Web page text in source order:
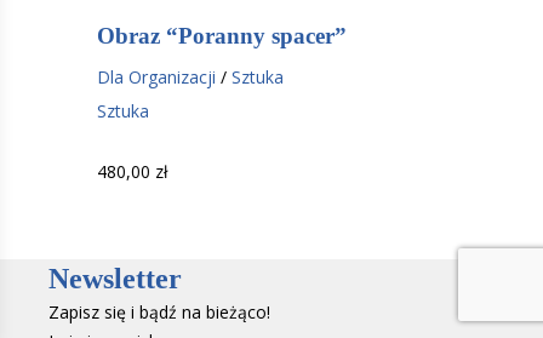
Obraz “Poranny spacer”
Dla Organizacji / Sztuka
Sztuka
480,00 zł
Newsletter
Zapisz się i bądź na bieżąco!